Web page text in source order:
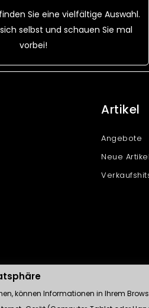
Sie eine vielfältige Auswahl.
selbst und schauen Sie mal
vorbei!
Artikel
Angebote
Neue Artikel
können Informationen in Ihrem